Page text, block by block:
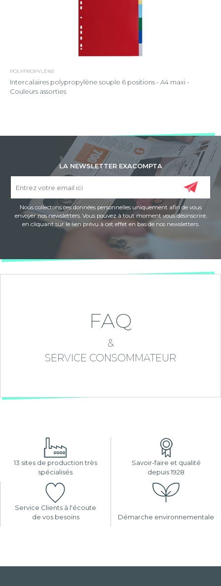
POLYPROPYLÈNE
Intercalaires polypropylène souple 6 positions - A4 maxi -
Couleurs assorties
LA NEWSLETTER EXACOMPTA
Nous collectons ces données personnelles uniquement afin de vous
envoyer nos newsletters. Vous pouvez à tout moment vous désinscrire,
en cliquant sur le lien prévu à cet effet en bas de nos newsletters.
FAQ
&
SERVICE CONSOMMATEUR
13 sites de production très
spécialisés
Savoir-faire et qualité
depuis 1928
Service Clients à l'écoute
de vos besoins
Démarche environnementale